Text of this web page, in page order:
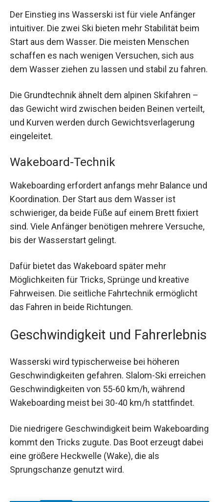
Der Einstieg ins Wasserski ist für viele Anfänger
intuitiver. Die zwei Ski bieten mehr Stabilität beim
Start aus dem Wasser. Die meisten Menschen
schaffen es nach wenigen Versuchen, sich aus
dem Wasser ziehen zu lassen und stabil zu fahren.
Die Grundtechnik ähnelt dem alpinen Skifahren –
das Gewicht wird zwischen beiden Beinen verteilt,
und Kurven werden durch Gewichtsverlagerung
eingeleitet.
Wakeboard-Technik
Wakeboarding erfordert anfangs mehr Balance und
Koordination. Der Start aus dem Wasser ist
schwieriger, da beide Füße auf einem Brett fixiert
sind. Viele Anfänger benötigen mehrere Versuche,
bis der Wasserstart gelingt.
Dafür bietet das Wakeboard später mehr
Möglichkeiten für Tricks, Sprünge und kreative
Fahrweisen. Die seitliche Fahrtechnik ermöglicht
das Fahren in beide Richtungen.
Geschwindigkeit und Fahrerlebnis
Wasserski wird typischerweise bei höheren
Geschwindigkeiten gefahren. Slalom-Ski erreichen
Geschwindigkeiten von 55-60 km/h, während
Wakeboarding meist bei 30-40 km/h stattfindet.
Die niedrigere Geschwindigkeit beim Wakeboarding
kommt den Tricks zugute. Das Boot erzeugt dabei
eine größere Heckwelle (Wake), die als
Sprungschanze genutzt wird.